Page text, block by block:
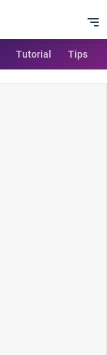
Tutorial Tips